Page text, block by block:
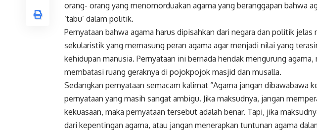
orang- orang yang menomorduakan agama yang beranggapan bahwa
‘tabu’ dalam politik.
Pernyataan bahwa agama harus dipisahkan dari negara dan politik jelas
sekularistik yang memasung peran agama agar menjadi nilai yang
kehidupan manusia. Pernyataan ini bernada hendak mengurung
membatasi ruang geraknya di pojokpojok masjid dan musalla.
Sedangkan pernyataan semacam kalimat “Agama jangan dibawabawa
pernyataan yang masih sangat ambigu. Jika maksudnya, jangan
kekuasaan, maka pernyataan tersebut adalah benar. Tapi, jika
dari kepentingan agama, atau jangan menerapkan tuntunan agama